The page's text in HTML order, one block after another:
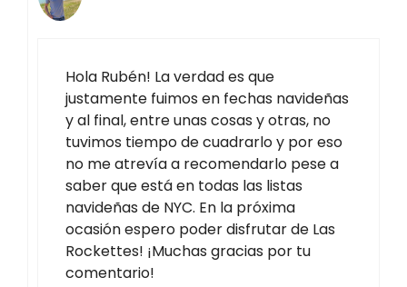
Hola Rubén! La verdad es que
justamente fuimos en fechas navideñas
y al final, entre unas cosas y otras, no
tuvimos tiempo de cuadrarlo y por eso
no me atrevía a recomendarlo pese a
saber que está en todas las listas
navideñas de NYC. En la próxima
ocasión espero poder disfrutar de Las
Rockettes! ¡Muchas gracias por tu
comentario!